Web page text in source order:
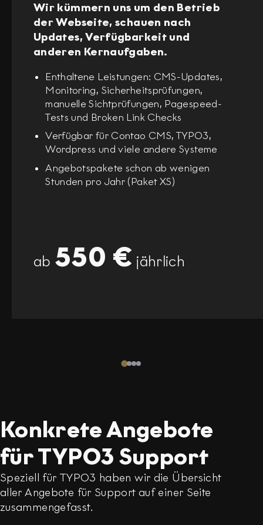
Wir kümmern uns um den Betrieb
der Webseite, schauen nach
Updates, Verfügbarkeit und
anderen Kernaufgaben.
Enthaltene Leistungen: CMS-Updates,
Monitoring, Sicherheitsprüfungen,
manuelle Sichtprüfungen, Pagespeed-
Tests und Broken Link Checks
Verfügbar für Contao CMS, TYPO3,
Wordpress und viele andere Systeme
Angebotspakete schon ab wenigen
Stunden pro Jahr (Paket XS)
ab 550 € jährlich
Konkrete Angebote
für TYPO3 Support
Speziell für TYPO3 haben wir die Übersicht
aller Angebote für Support auf einer Seite
zusammengefasst.